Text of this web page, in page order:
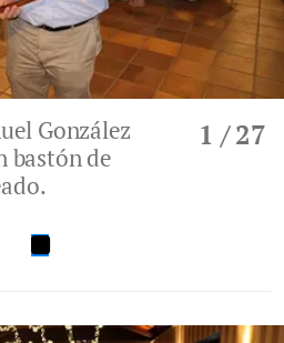
1 / 27
González
bastón de